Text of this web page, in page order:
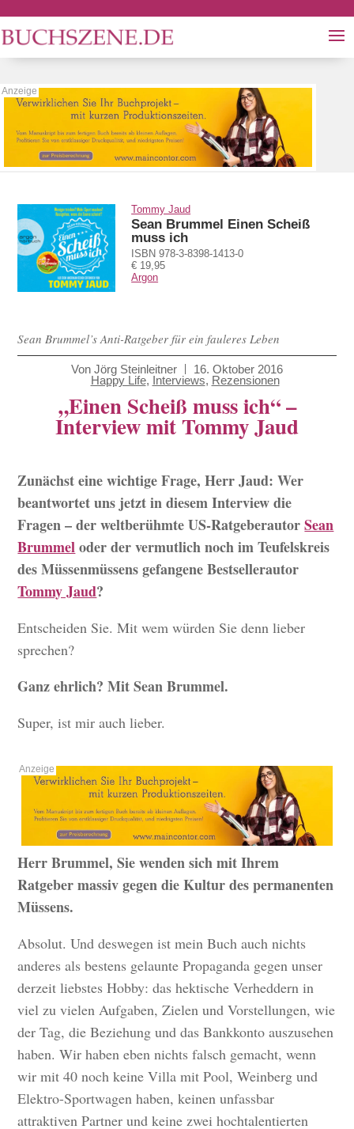
Tommy Jaud
Sean Brummel Einen Scheiß
muss ich
ISBN 978-3-8398-1413-0
€ 19,95
Argon
Sean Brummel’s Anti-Ratgeber für ein fauleres Leben
Von Jörg Steinleitner
16. Oktober 2016
Happy Life, Interviews, Rezensionen
„Einen Scheiß muss ich“ –
Interview mit Tommy Jaud
Zunächst eine wichtige Frage, Herr Jaud: Wer
beantwortet uns jetzt in diesem Interview die
Fragen – der weltberühmte US-RatgeberautorSean
Brummeloder der vermutlich noch im Teufelskreis
des Müssenmüssens gefangene Bestsellerautor
Tommy Jaud?
Entscheiden Sie. Mit wem würden Sie denn lieber
sprechen?
Ganz ehrlich? Mit Sean Brummel.
Super, ist mir auch lieber.
Herr Brummel, Sie wenden sich mit Ihrem
Ratgeber massiv gegen die Kultur des permanenten
Müssens.
Absolut. Und deswegen ist mein Buch auch nichts
anderes als bestens gelaunte Propaganda gegen unser
derzeit liebstes Hobby: das hektische Verheddern in
viel zu vielen Aufgaben, Zielen und Vorstellungen, wie
der Tag, die Beziehung und das Bankkonto auszusehen
haben. Wir haben eben nichts falsch gemacht, wenn
wir mit 40 noch keine Villa mit Pool, Weinberg und
Elektro-Sportwagen haben, keinen unfassbar
attraktiven Partner und keine zwei hochtalentierten